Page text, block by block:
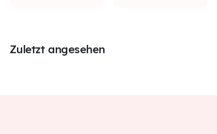
Zuletzt angesehen